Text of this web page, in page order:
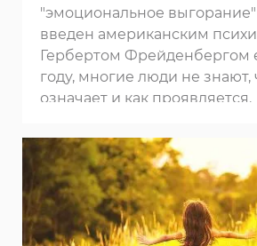
"эмоциональное
введен американским
Гербертом Фрейденбергом
году, многие люди не знают,
означает и как проявляется.